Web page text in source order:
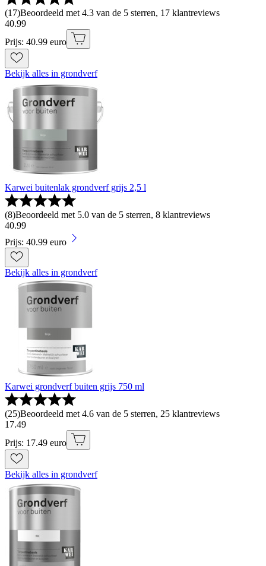
(17)Beoordeeld met 4.3 van de 5 sterren, 17 klantreviews
40.99
Prijs: 40.99 euro
Bekijk alles in grondverf
Karwei buitenlak grondverf grijs 2,5 l
(8)Beoordeeld met 5.0 van de 5 sterren, 8 klantreviews
40.99
Prijs: 40.99 euro
Bekijk alles in grondverf
Karwei grondverf buiten grijs 750 ml
(25)Beoordeeld met 4.6 van de 5 sterren, 25 klantreviews
17.49
Prijs: 17.49 euro
Bekijk alles in grondverf